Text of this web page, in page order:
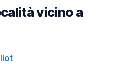
vicino a